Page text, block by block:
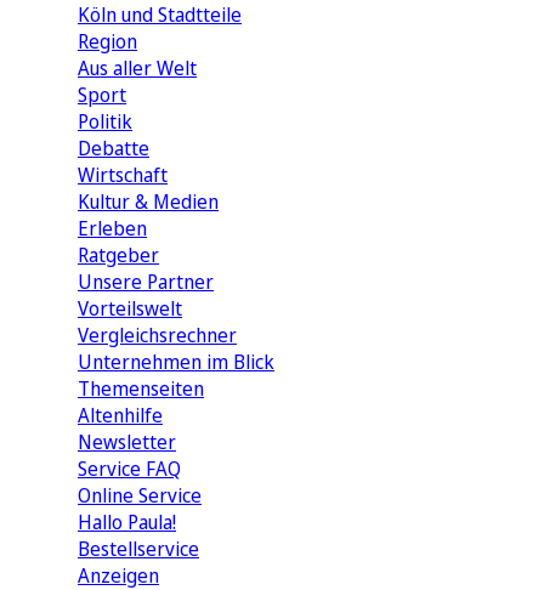
Köln und Stadtteile
Region
Aus aller Welt
Sport
Politik
Debatte
Wirtschaft
Kultur & Medien
Erleben
Ratgeber
Unsere Partner
Vorteilswelt
Vergleichsrechner
Unternehmen im Blick
Themenseiten
Altenhilfe
Newsletter
Service FAQ
Online Service
Hallo Paula!
Bestellservice
Anzeigen